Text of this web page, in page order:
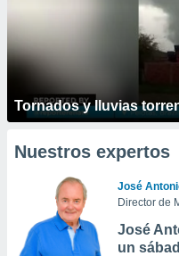
Tornados y lluvias
Nuestros expertos
José
Director de
José
un